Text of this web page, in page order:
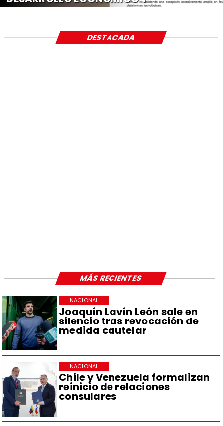
SOCIAL
Joaquín Lavín León sale en
silencio tras revocación de
medida cautelar
NACIONAL
Chile y Venezuela formalizan
reinicio de relaciones
consulares
NACIONAL
DESTACADA
MÁS RECIENTES